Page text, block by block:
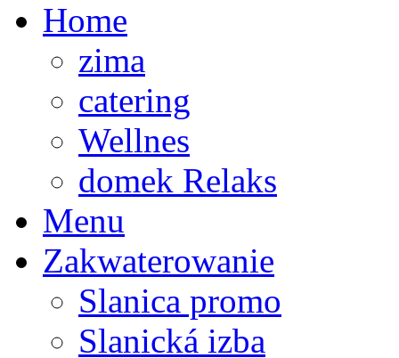
Home
zima
catering
Wellnes
domek Relaks
Menu
Zakwaterowanie
Slanica promo
Slanická izba